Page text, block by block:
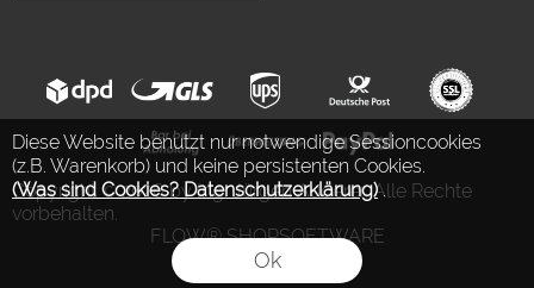
Diese Website benutzt nur notwendige Sessioncookies
(z.B. Warenkorb) und keine persistenten Cookies.
(Was sind Cookies? Datenschutzerklärung).
Ok
Copyright © 2026 by Ing. Jürgen Auderer. Alle Rechte
vorbehalten.
FLOW® SHOPSOFTWARE